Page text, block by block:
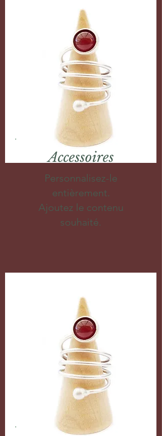
Accessoires
Personnalisez-le
entièrement.
Ajoutez le contenu
souhaité.